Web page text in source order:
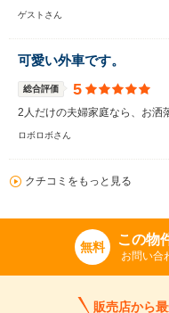
ゲストさん
可愛い外車です。
総合評価 5
2人だけの夫婦家庭なら、お洒
ロボロボさん
クチコミをもっと見る
無料 この物
お問い合
販売店から